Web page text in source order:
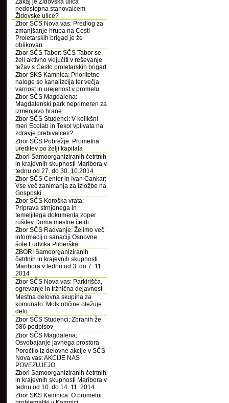
Zakaj je Židovska ulica
nedostopna stanovalcem
Židovske ulice?
Zbor SČS Nova vas: Predlog za
zmanjšanje hrupa na Cesti
Proletarskih brigad je že
oblikovan
Zbor SČS Tabor: SČS Tabor se
želi aktivno vključiti v reševanje
težav s Cesto proletarskih brigad
Zbor SKS Kamnica: Prioritetne
naloge so kanalizcija ter večja
varnost in urejenost v prometu
Zbor SČS Magdalena:
Magdalenski park neprimeren za
izmenjavo hrane
Zbor SČS Studenci: V kolikšni
meri Ecolab in Tekol vplivata na
zdravje prebivalcev?
Zbor SČS Pobrežje: Prometna
ureditev po želji kapitala
Zbori Samoorganiziranih četrtnih
in krajevnih skupnosti Maribora v
tednu od 27. do 30. 10.2014
Zbor SČS Center in Ivan Cankar:
Vse več zanimanja za izložbe na
Gosposki
Zbor SČS Koroška vrata:
Priprava strnjenega in
temeljitega dokumenta zoper
rušitev Doma mestne četrti
Zbor SČS Radvanje: Želimo več
informacij o sanaciji Osnovne
šole Ludvika Pliberška
ZBORI Samoorganiziranih
četrtnih in krajevnih skupnosti
Maribora v tednu od 3. do 7. 11.
2014
Zbor SČS Nova vas: Parkirišča,
ogrevanje in tržnična dejavnost
Mestna delovna skupina za
komunalo: Molk občine otežuje
delo
Zbor SČS Studenci: Zbranih že
586 podpisov
Zbor SČS Magdalena:
Osvobajanje javnega prostora
Poročilo iz delovne akcije v SČS
Nova vas: AKCIJE NAS
POVEZUJEJO
Zbori Samoorganiziranih četrtnih
in krajevnih skupnosti Maribora v
tednu od 10. do 14. 11. 2014
Zbor SKS Kamnica: O prometni